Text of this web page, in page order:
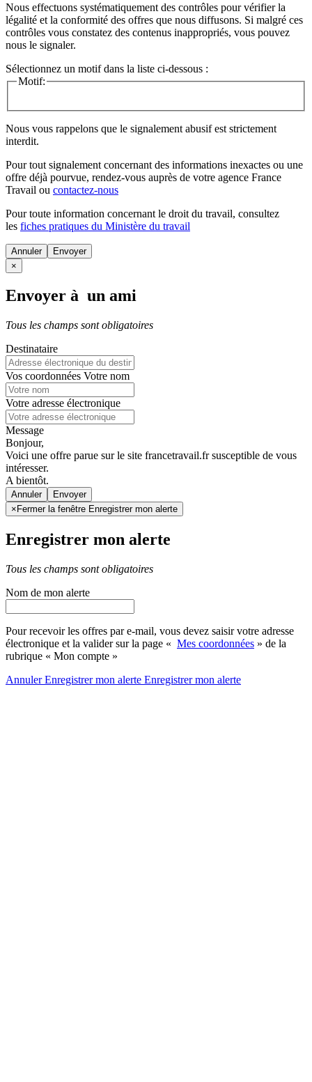
Nous effectuons systématiquement des contrôles pour vérifier la
légalité et la conformité des offres que nous diffusons. Si malgré ces
contrôles vous constatez des contenus inappropriés, vous pouvez
nous le signaler.
Sélectionnez un motif dans la liste ci-dessous :
Motif:
Nous vous rappelons que le signalement abusif est strictement
interdit.
Pour tout signalement concernant des informations inexactes ou une
offre déjà pourvue, rendez-vous auprès de votre agence France
Travail ou contactez-nous
Pour toute information concernant le droit du travail, consultez
les fiches pratiques du Ministère du travail
Annuler
×
Envoyer à un ami
Tous les champs sont obligatoires
Destinataire
Vos coordonnées Votre nom
Votre adresse électronique
Message
Bonjour,
Voici une offre parue sur le site francetravail.fr susceptible de vous
intéresser.
A bientôt.
Annuler
× Fermer la fenêtre Enregistrer mon alerte
Enregistrer mon alerte
Tous les champs sont obligatoires
Nom de mon alerte
Pour recevoir les offres par e-mail, vous devez saisir votre adresse
électronique et la valider sur la page « Mes coordonnées » de la
rubrique « Mon compte »
AnnulerEnregistrer mon alerte Enregistrermon alerte